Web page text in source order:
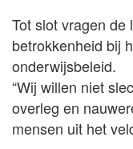
Tot slot vragen
betrokkenheid bij
onderwijsbeleid.
“Wij willen niet
overleg en
mensen uit het